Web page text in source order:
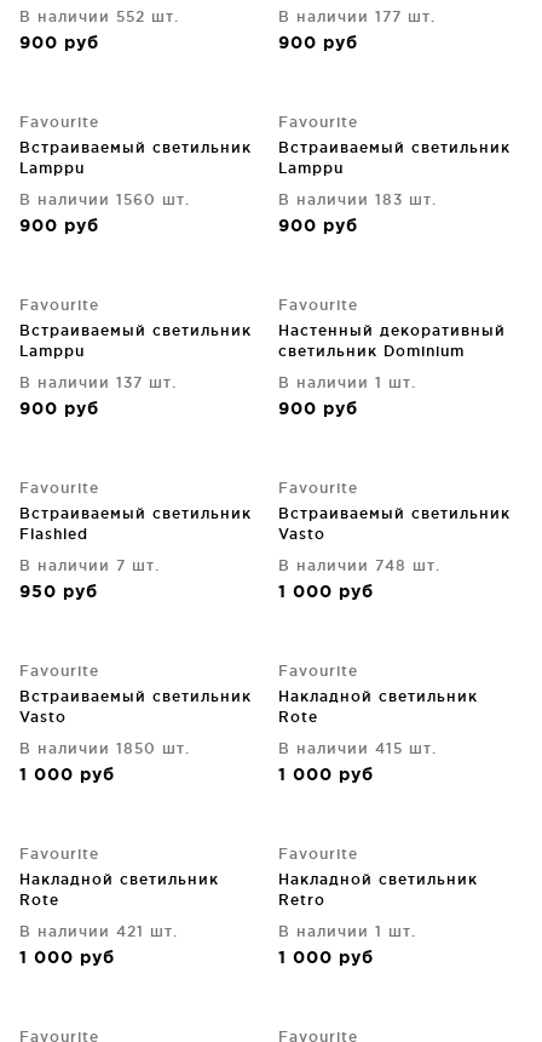
В наличии 552 шт.
900 руб
В наличии 177 шт.
900 руб
Favourite
Встраиваемый светильник
Lamppu
В наличии 1560 шт.
900 руб
Favourite
Встраиваемый светильник
Lamppu
В наличии 183 шт.
900 руб
Favourite
Встраиваемый светильник
Lamppu
В наличии 137 шт.
900 руб
Favourite
Настенный декоративный
светильник Dominium
В наличии 1 шт.
900 руб
Favourite
Встраиваемый светильник
Flashled
В наличии 7 шт.
950 руб
Favourite
Встраиваемый светильник
Vasto
В наличии 748 шт.
1 000 руб
Favourite
Встраиваемый светильник
Vasto
В наличии 1850 шт.
1 000 руб
Favourite
Накладной светильник
Rote
В наличии 415 шт.
1 000 руб
Favourite
Накладной светильник
Rote
В наличии 421 шт.
1 000 руб
Favourite
Накладной светильник
Retro
В наличии 1 шт.
1 000 руб
Favourite
Favourite